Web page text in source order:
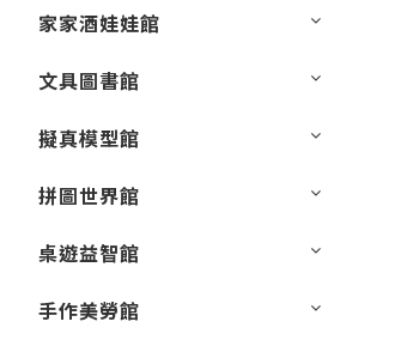
家家酒娃娃館
文具圖書館
擬真模型館
拼圖世界館
桌遊益智館
手作美勞館